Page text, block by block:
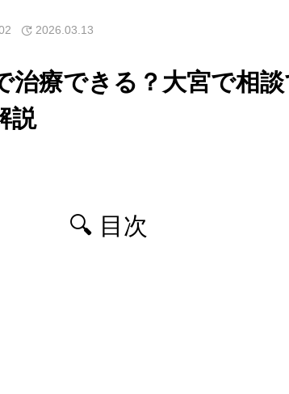
2026.03.13
治療できる？大宮で相
説
🔍 目次